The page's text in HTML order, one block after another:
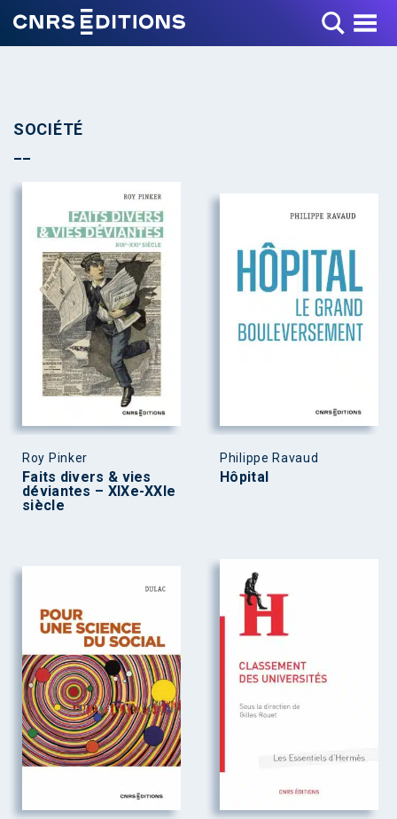
Toggle Menu
SOCIÉTÉ
Roy Pinker
Faits divers & vies
déviantes – XIXe-XXIe
siècle
Philippe Ravaud
Hôpital